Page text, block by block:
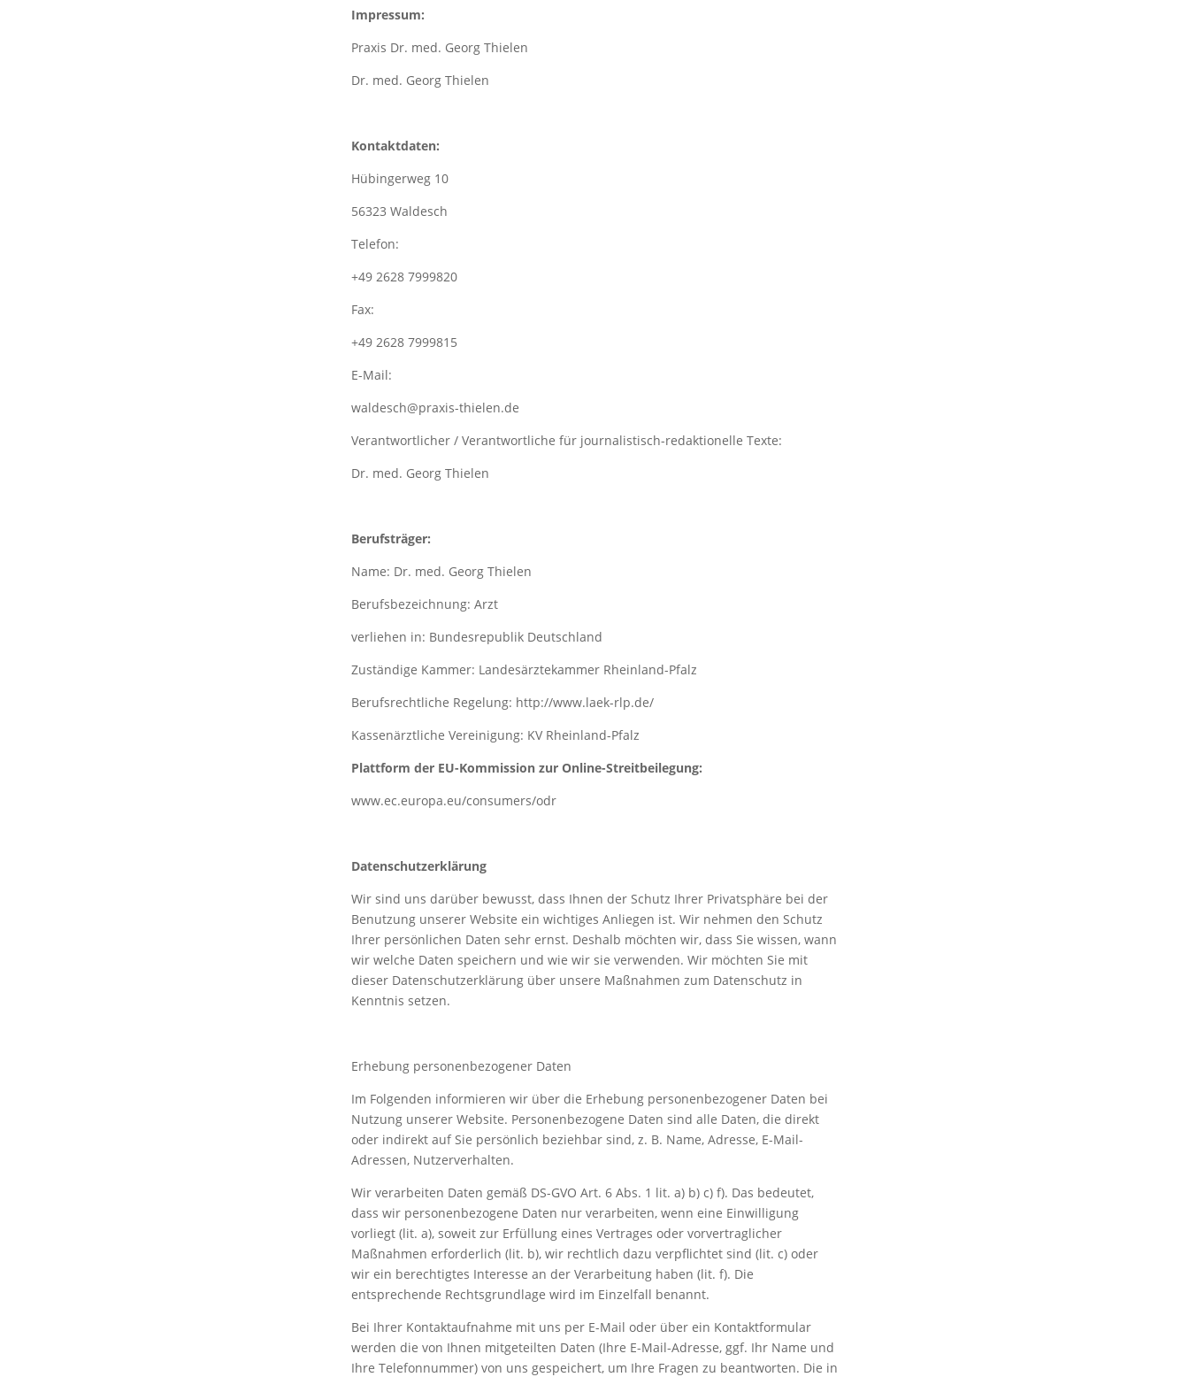
Impressum:
Praxis Dr. med. Georg Thielen
Dr. med. Georg Thielen
Kontaktdaten:
Hübingerweg 10
56323 Waldesch
Telefon:
+49 2628 7999820
Fax:
+49 2628 7999815
E-Mail:
waldesch@praxis-thielen.de
Verantwortlicher / Verantwortliche für journalistisch-redaktionelle Texte:
Dr. med. Georg Thielen
Berufsträger:
Name: Dr. med. Georg Thielen
Berufsbezeichnung: Arzt
verliehen in: Bundesrepublik Deutschland
Zuständige Kammer: Landesärztekammer Rheinland-Pfalz
Berufsrechtliche Regelung: http://www.laek-rlp.de/
Kassenärztliche Vereinigung: KV Rheinland-Pfalz
Plattform der EU-Kommission zur Online-Streitbeilegung:
www.ec.europa.eu/consumers/odr
Datenschutz­erklärung
Wir sind uns darüber bewusst, dass Ihnen der Schutz Ihrer Privatsphäre bei der
Benutzung unserer Website ein wichtiges Anliegen ist. Wir nehmen den Schutz
Ihrer persönlichen Daten sehr ernst. Deshalb möchten wir, dass Sie wissen, wann
wir welche Daten speichern und wie wir sie verwenden. Wir möchten Sie mit
dieser Datenschutzerklärung über unsere Maßnahmen zum Datenschutz in
Kenntnis setzen.
Erhebung personenbezogener Daten
Im Folgenden informieren wir über die Erhebung personenbezogener Daten bei
Nutzung unserer Website. Personenbezogene Daten sind alle Daten, die direkt
oder indirekt auf Sie persönlich beziehbar sind, z. B. Name, Adresse, E-Mail-
Adressen, Nutzerverhalten.
Wir verarbeiten Daten gemäß DS-GVO Art. 6 Abs. 1 lit. a) b) c) f). Das bedeutet,
dass wir personenbezogene Daten nur verarbeiten, wenn eine Einwilligung
vorliegt (lit. a), soweit zur Erfüllung eines Vertrages oder vorvertraglicher
Maßnahmen erforderlich (lit. b), wir rechtlich dazu verpflichtet sind (lit. c) oder
wir ein berechtigtes Interesse an der Verarbeitung haben (lit. f). Die
entsprechende Rechtsgrundlage wird im Einzelfall benannt.
Bei Ihrer Kontaktaufnahme mit uns per E-Mail oder über ein Kontaktformular
werden die von Ihnen mitgeteilten Daten (Ihre E-Mail-Adresse, ggf. Ihr Name und
Ihre Telefonnummer) von uns gespeichert, um Ihre Fragen zu beantworten. Die in